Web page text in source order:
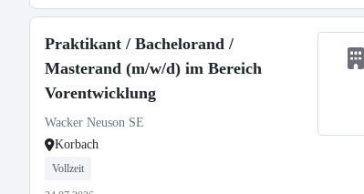
Praktikant / Bachelorand /
Masterand (m/w/d) im Bereich
Vorentwicklung
Wacker Neuson SE
Korbach
Vollzeit